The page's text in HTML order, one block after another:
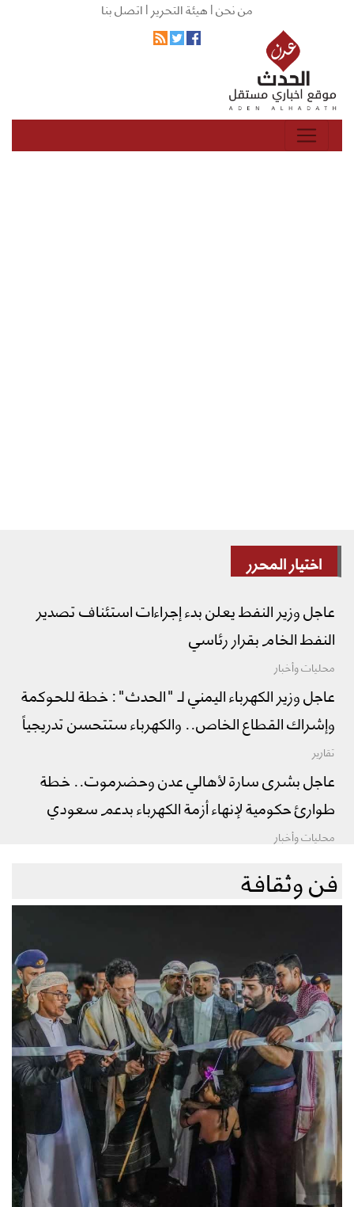
من نحن |هيئة التحرير |اتصل بنا
اختيار المحرر
عاجل وزير النفط يعلن بدء إجراءات استئناف تصدير
النفط الخام بقرار رئاسي
محليات وأخبار
عاجل وزير الكهرباء اليمني لـ "الحدث": خطة للحوكمة
وإشراك القطاع الخاص.. والكهرباء ستتحسن تدريجياً
تقارير
عاجل بشرى سارة لأهالي عدن وحضرموت.. خطة
طوارئ حكومية لإنهاء أزمة الكهرباء بدعم سعودي
محليات وأخبار
فن وثقافة